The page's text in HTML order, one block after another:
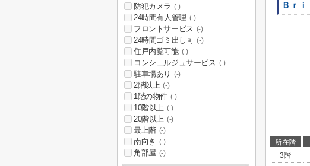
Ｂｒ
所在階
3階
防犯カメラ (-)
24時間有人管理 (-)
フロントサービス (-)
24時間ゴミ出し可 (-)
住戸内覧可能 (-)
コンシェルジュサービス (-)
駐車場あり (-)
2階以上 (-)
1階の物件 (-)
10階以上 (-)
20階以上 (-)
最上階 (-)
南向き (-)
角部屋 (-)